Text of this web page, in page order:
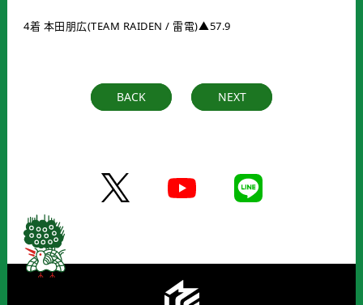
4着 本田朋広(TEAM RAIDEN / 雷電)▲57.9
BACK NEXT